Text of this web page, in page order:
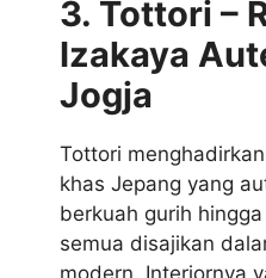
3. Tottori –
Izakaya
Jogja
Tottori
khas Jepang yang
berkuah gurih
semua disajikan